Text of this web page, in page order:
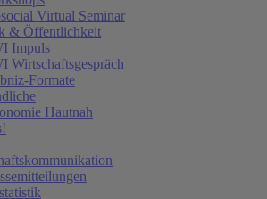
Virtual Seminar
& Öffentlichkeit
Impuls
Wirtschaftsgespräch
Formate
Hautnah